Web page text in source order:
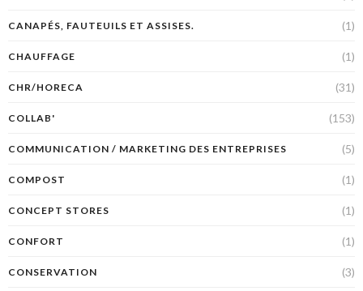
CANAPÉS, FAUTEUILS ET ASSISES. (1)
CHAUFFAGE (1)
CHR/HORECA (31)
COLLAB' (153)
COMMUNICATION / MARKETING DES ENTREPRISES (5)
COMPOST (1)
CONCEPT STORES (1)
CONFORT (1)
CONSERVATION (3)